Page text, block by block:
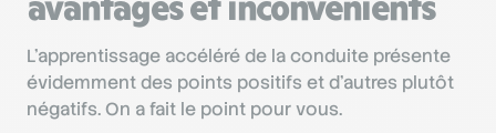
L’apprentissage accéléré de la conduite présente
évidemment des points positifs et d’autres plutôt
négatifs. On a fait le point pour vous.